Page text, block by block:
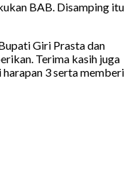
BAB. Disamping itu
Giri Prasta dan
Terima kasih juga
harapan 3 serta memberi